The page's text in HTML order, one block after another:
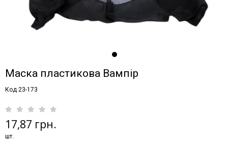
Маска пластикова Вампір
Код 23-173
17,87 грн.
шт.